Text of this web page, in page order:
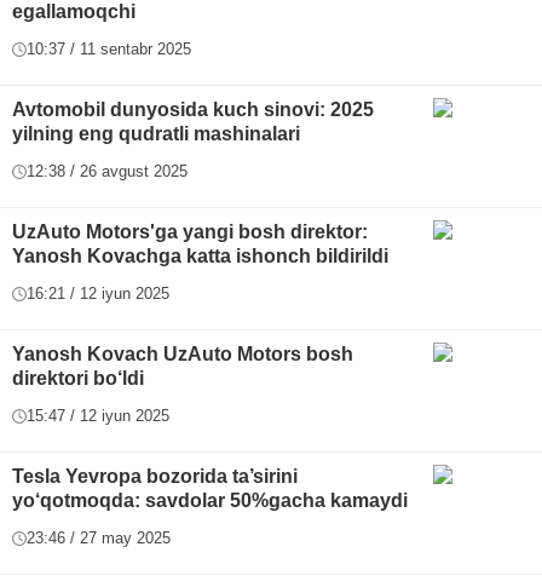
egallamoqchi
10:37 / 11 sentabr 2025
Avtomobil dunyosida kuch sinovi: 2025
yilning eng qudratli mashinalari
12:38 / 26 avgust 2025
UzAuto Motors'ga yangi bosh direktor:
Yanosh Kovachga katta ishonch bildirildi
16:21 / 12 iyun 2025
Yanosh Kovach UzAuto Motors bosh
direktori bo‘ldi
15:47 / 12 iyun 2025
Tesla Yevropa bozorida ta’sirini
yo‘qotmoqda: savdolar 50%gacha kamaydi
23:46 / 27 may 2025